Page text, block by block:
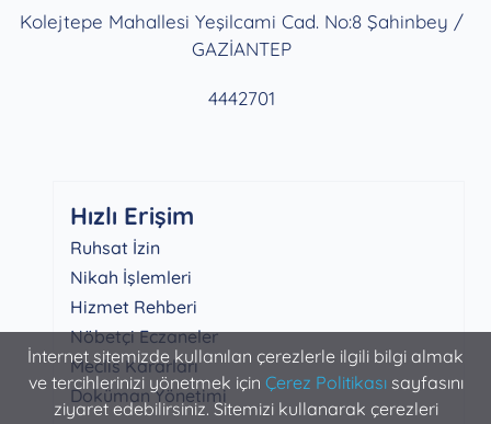
İnternet sitemizde kullanılan çerezlerle ilgili bilgi almak
ve tercihlerinizi yönetmek için Çerez Politikasısayfasını
ziyaret edebilirsiniz. Sitemizi kullanarak çerezleri
Kolejtepe Mahallesi Yeşilcami Cad. No:8 Şahinbey /
GAZİANTEP
4442701
Hızlı Erişim
Ruhsat İzin
Nikah İşlemleri
Hizmet Rehberi
Nöbetçi Eczaneler
Meclis Kararları
Doküman Yönetimi